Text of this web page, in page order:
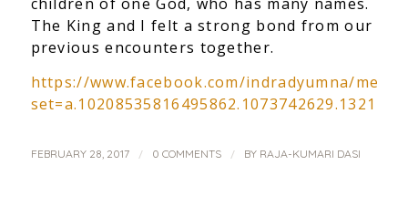
The King and I felt a strong bond from our
previous encounters together.
https://www.facebook.com/indradyumna/
FEBRUARY 28, 2017 / 0 COMMENTS / BY RAJA-KUMARI DASI